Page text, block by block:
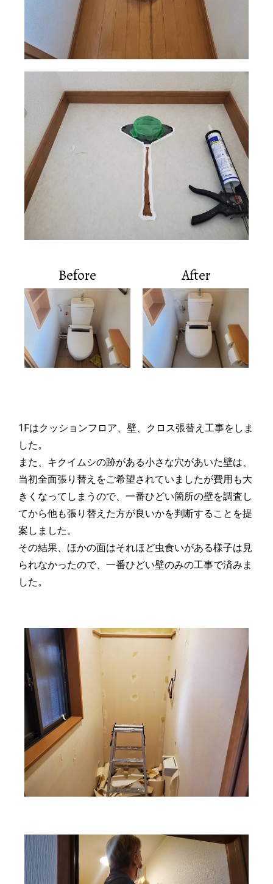
Before After
1Fはクッションフロア、壁、クロス張替え工事をしま
した。
また、キクイムシの跡がある小さな穴があいた壁は、
当初全面張り替えをご希望されていましたが費用も大
きくなってしまうので、一番ひどい箇所の壁を調査し
てから他も張り替えた方が良いかを判断することを提
案しました。
その結果、ほかの面はそれほど虫食いがある様子は見
られなかったので、一番ひどい壁のみの工事で済みま
した。